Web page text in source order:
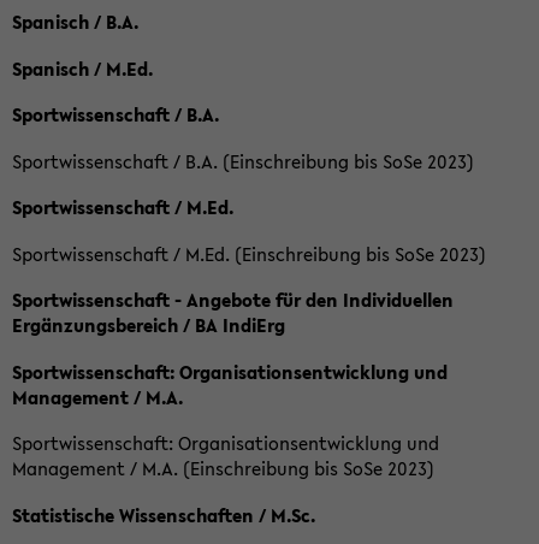
Spanisch / B.A.
Spanisch / M.Ed.
Sportwissenschaft / B.A.
Sportwissenschaft / B.A. (Einschreibung bis SoSe 2023)
Sportwissenschaft / M.Ed.
Sportwissenschaft / M.Ed. (Einschreibung bis SoSe 2023)
Sportwissenschaft - Angebote für den Individuellen
Ergänzungsbereich / BA IndiErg
Sportwissenschaft: Organisationsentwicklung und
Management / M.A.
Sportwissenschaft: Organisationsentwicklung und
Management / M.A. (Einschreibung bis SoSe 2023)
Statistische Wissenschaften / M.Sc.